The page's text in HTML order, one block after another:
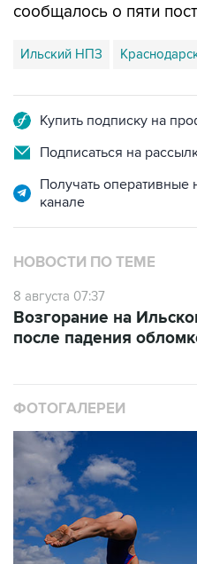
сообщалось о пяти
Ильский НПЗ
Купить подписку на
Подписаться на
Получать
канале
НОВОСТИ ПО ТЕМЕ
8 августа 07:37
Возгорание на
после падения
ФОТОГАЛЕРЕИ